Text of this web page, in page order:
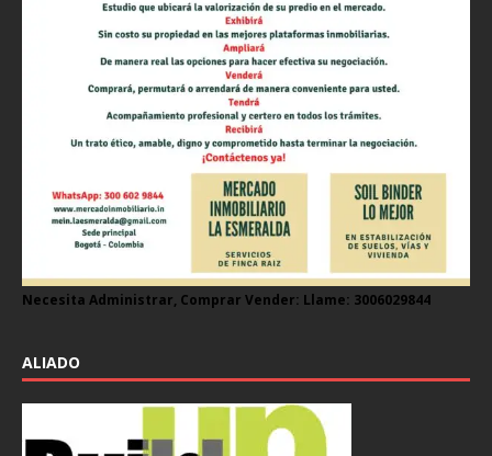
Necesita Administrar, Comprar Vender: Llame: 3006029844
ALIADO